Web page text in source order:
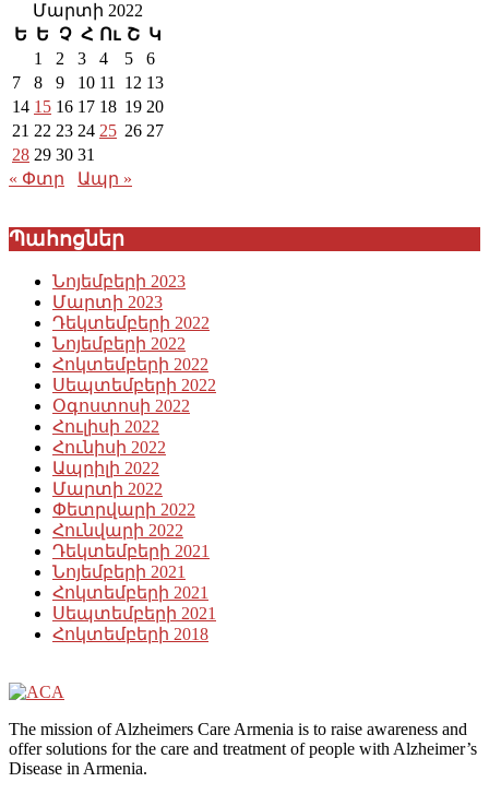
Մարտի 2022
Ե Ե Չ Հ Ու Շ Կ
1
2 3 4 5
6
7
8 9 10 11 12 13
14 15 16 17 18 19 20
21 22 23 24 25 26 27
28 29 30 31
« Փտր
Ապր »
Պահոցներ
Նոյեմբերի 2023
Մարտի 2023
Դեկտեմբերի 2022
Նոյեմբերի 2022
Հոկտեմբերի 2022
Սեպտեմբերի 2022
Օգոստոսի 2022
Հուլիսի 2022
Հունիսի 2022
Ապրիլի 2022
Մարտի 2022
Փետրվարի 2022
Հունվարի 2022
Դեկտեմբերի 2021
Նոյեմբերի 2021
Հոկտեմբերի 2021
Սեպտեմբերի 2021
Հոկտեմբերի 2018
The mission of Alzheimers Care Armenia is to raise awareness and
offer solutions for the care and treatment of people with Alzheimer’s
Disease in Armenia.